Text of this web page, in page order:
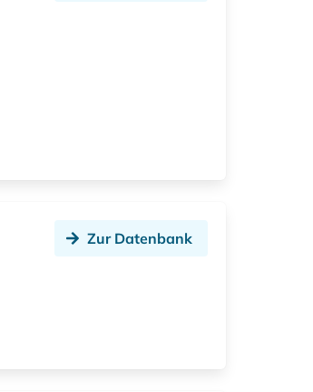
Zur Datenbank